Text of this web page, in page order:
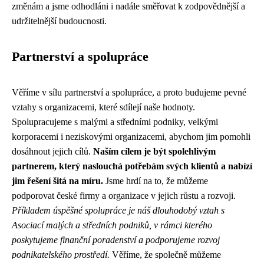
změnám a jsme odhodláni i nadále směřovat k zodpovědnější a
udržitelnější budoucnosti.
Partnerství a spolupráce
Věříme v sílu partnerství a spolupráce, a proto budujeme pevné
vztahy s organizacemi, které sdílejí naše hodnoty.
Spolupracujeme s malými a středními podniky, velkými
korporacemi i neziskovými organizacemi, abychom jim pomohli
dosáhnout jejich cílů. Naším cílem je být spolehlivým
partnerem, který naslouchá potřebám svých klientů a nabízí
jim řešení šitá na míru. Jsme hrdí na to, že můžeme
podporovat české firmy a organizace v jejich růstu a rozvoji.
Příkladem úspěšné spolupráce je náš dlouhodobý vztah s
Asociací malých a středních podniků, v rámci kterého
poskytujeme finanční poradenství a podporujeme rozvoj
podnikatelského prostředí. Věříme, že společně můžeme